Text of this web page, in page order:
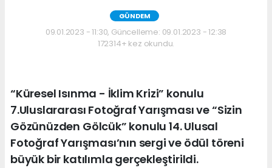
GÜNDEM
09.01.2023 - 11:30, Güncelleme: 09.01.2023 - 12:38
172314+ kez okundu.
“Küresel Isınma - İklim Krizi” konulu
7.Uluslararası Fotoğraf Yarışması ve “Sizin
Gözünüzden Gölcük” konulu 14. Ulusal
Fotoğraf Yarışması’nın sergi ve ödül töreni
büyük bir katılımla gerçekleştirildi.